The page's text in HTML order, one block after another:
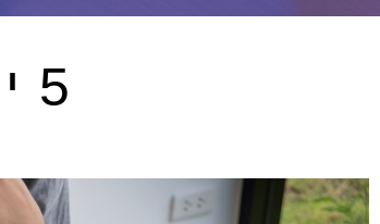
5 יתרונות של ייעוץ אסטרטגי לעסק